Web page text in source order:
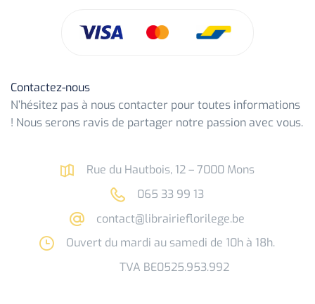
Contactez-nous
N’hésitez pas à nous contacter pour toutes informations
! Nous serons ravis de partager notre passion avec vous.
Rue du Hautbois, 12 – 7000 Mons
065 33 99 13
contact@librairieflorilege.be
Ouvert du mardi au samedi de 10h à 18h.
TVA BE0525.953.992